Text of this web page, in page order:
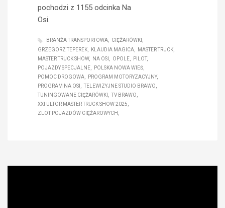
pochodzi z 1155 odcinka Na
Osi.
BRANŻA TRANSPORTOWA
CIĘŻARÓWKI
GRZEGORZ TEPEREK
KLAUDIA MAGICA
MASTER TRUCK
MASTER TRUCK SHOW
NA OSI OPOLE
PILOT
POJAZDY SPECJALNE
POLSKA NOWA WIEŚ
POMOC DROGOWA
PROGRAM MOTORYZACYJNY
PROGRAM NA OSI
TELEWIZYJNE STUDIO BRAWO
TUNINGOWANE CIĘŻARÓWKI
TV BRAWO
XXI ULTOR MASTER TRUCK SHOW 2025
ZLOT POJAZDÓW CIĘŻAROWYCH